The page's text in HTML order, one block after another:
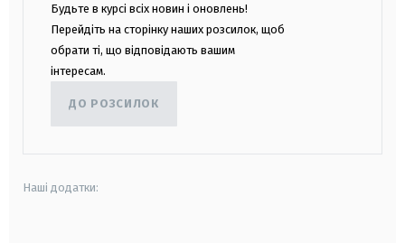
Будьте в курсі всіх новин і оновлень!
Перейдіть на сторінку наших розсилок, щоб
обрати ті, що відповідають вашим
інтересам.
ДО РОЗСИЛОК
Наші додатки: